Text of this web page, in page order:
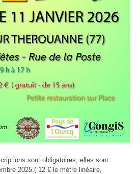
sont obligatoires, elles sont
2025.( 12 € le mètre linéaire,